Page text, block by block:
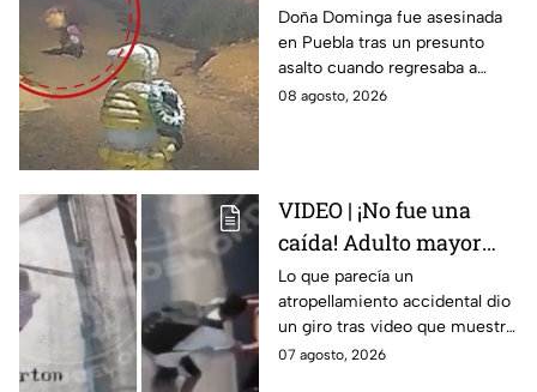
doña Dominga, la
abuelita asesinada tras
asalto en Amozoc,
Puebla
Doña Dominga fue asesinada
en Puebla tras un presunto
asalto cuando regresaba a
casa; familiares y amigos la
08 agosto, 2026
VIDEO | ¡No fue una
caída! Adulto mayor
muere atropellado por
tráiler; joven lo empujó
en Monterrey
Lo que parecía un
atropellamiento accidental dio
un giro tras video que muestra
cómo un joven empujó a
07 agosto, 2026